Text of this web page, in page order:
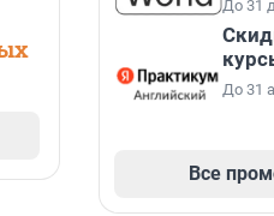
До 31
До 31
Все